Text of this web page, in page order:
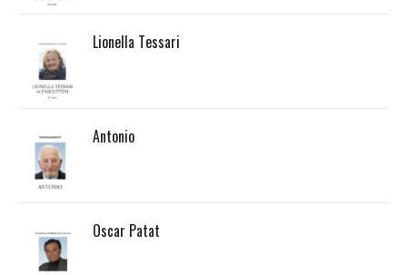
Lionella Tessari
Antonio
Oscar Patat